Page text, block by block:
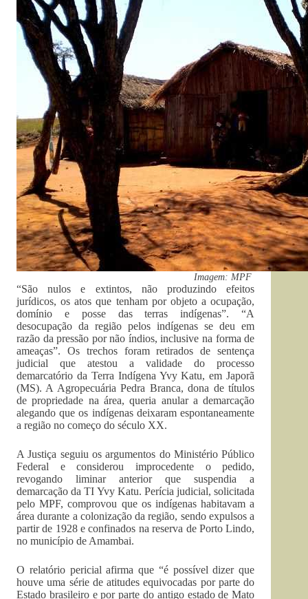
Imagem: MPF
“São nulos e extintos, não produzindo efeitos
jurídicos, os atos que tenham por objeto a ocupação,
domínio e posse das terras indígenas”. “A
desocupação da região pelos indígenas se deu em
razão da pressão por não índios, inclusive na forma de
ameaças”. Os trechos foram retirados de sentença
judicial que atestou a validade do processo
demarcatório da Terra Indígena Yvy Katu, em Japorã
(MS). A Agropecuária Pedra Branca, dona de títulos
de propriedade na área, queria anular a demarcação
alegando que os indígenas deixaram espontaneamente
a região no começo do século XX.
A Justiça seguiu os argumentos do Ministério Público
Federal e considerou improcedente o pedido,
revogando liminar anterior que suspendia a
demarcação da TI Yvy Katu. Perícia judicial, solicitada
pelo MPF, comprovou que os indígenas habitavam a
área durante a colonização da região, sendo expulsos a
partir de 1928 e confinados na reserva de Porto Lindo,
no município de Amambai.
O relatório pericial afirma que “é possível dizer que
houve uma série de atitudes equivocadas por parte do
Estado brasileiro e por parte do antigo estado de Mato